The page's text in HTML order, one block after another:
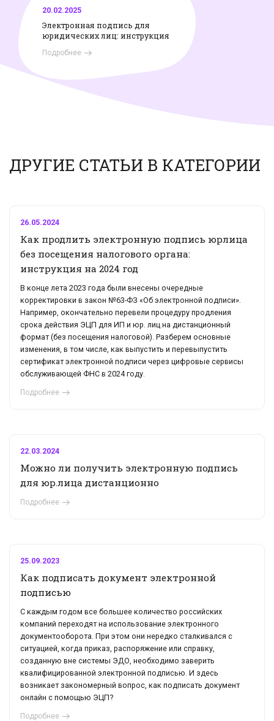
20.02.2025
Электронная подпись для
юридических лиц: инструкция
Подробнее
ДРУГИЕ СТАТЬИ В КАТЕГОРИИ
26.05.2024
Как продлить электронную подпись юрлица
без посещения налогового органа:
инструкция на 2024 год
В конце лета 2023 года были внесены очередные
корректировки в закон №63-ФЗ «Об электронной подписи».
Например, окончательно перевели процедуру продления
срока действия ЭЦП для ИП и юр. лиц на дистанционный
формат (без посещения налоговой). Разберем основные
изменения, в том числе, как выпустить и перевыпустить
сертификат электронной подписи через цифровые сервисы
обслуживающей ФНС в 2024 году.
Подробнее
22.03.2024
Можно ли получить электронную подпись
для юр.лица дистанционно
Подробнее
25.09.2023
Как подписать документ электронной
подписью
С каждым годом все большее количество российских
компаний переходят на использование электронного
документооборота. При этом они нередко сталкивался с
ситуацией, когда приказ, распоряжение или справку,
созданную вне системы ЭДО, необходимо заверить
квалифицированной электронной подписью. И здесь
возникает закономерный вопрос, как подписать документ
онлайн с помощью ЭЦП?
Подробнее